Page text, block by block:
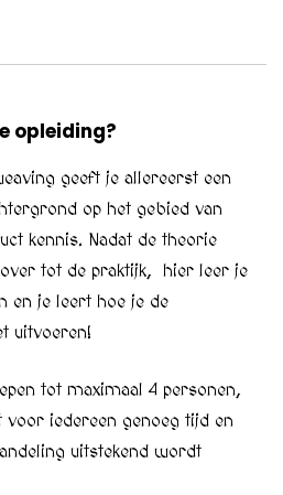
opleiding?
geeft je allereerst een
op het gebied van
kennis. Nadat de theorie
tot de praktijk, hier leer je
en je leert hoe je de
uitvoeren!
tot maximaal 4 personen,
iedereen genoeg tijd en
uitstekend wordt